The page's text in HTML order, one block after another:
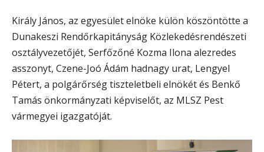
Király János, az egyesület elnöke külön köszöntötte a
Dunakeszi Rendőrkapitányság Közlekedésrendészeti
osztályvezetőjét, Serfőzőné Kozma Ilona alezredes
asszonyt, Czene-Joó Ádám hadnagy urat, Lengyel
Pétert, a polgárőrség tiszteletbeli elnökét és Benkő
Tamás önkormányzati képviselőt, az MLSZ Pest
vármegyei igazgatóját.